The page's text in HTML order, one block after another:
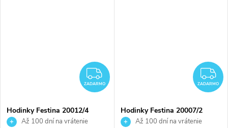
ZADARMO
ZADARMO
Hodinky Festina 20012/4
Až 100 dní na vrátenie
ZADARMO
Hodinky Festina 20007/2
Až 100 dní na vrátenie